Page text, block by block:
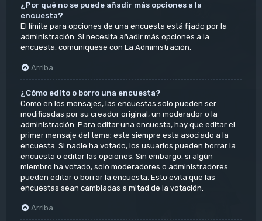
¿Por qué no se puede añadir más opciones a la
encuesta?
El límite para opciones de una encuesta está fijado por la
administración. Si necesita añadir más opciones a la
encuesta, comuníquese con La Administración.
Arriba
¿Cómo edito o borro una encuesta?
Como en los mensajes, las encuestas solo pueden ser
modificadas por su creador original, un moderador o la
administración. Para editar una encuesta, hay que editar el
primer mensaje del tema; este siempre esta asociado a la
encuesta. Si nadie ha votado, los usuarios pueden borrar la
encuesta o editar las opciones. Sin embargo, si algún
miembro ha votado, solo moderadores o administradores
pueden editar o borrar la encuesta. Esto evita que las
encuestas sean cambiadas a mitad de la votación.
Arriba